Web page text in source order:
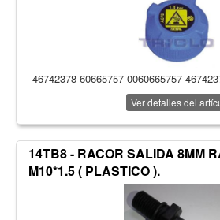
46742378 60665757 0060665757
Ver detalles del
14TB8 - RACOR SALIDA 8MM
M10*1.5 ( PLASTICO ).